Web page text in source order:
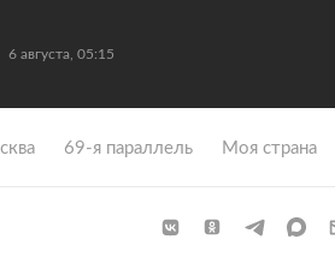
6 августа, 05:15
69-я параллель Моя страна